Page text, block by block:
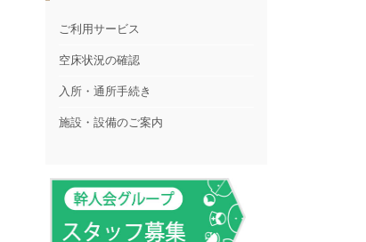
ご利用サービス
空床状況の確認
入所・通所手続き
施設・設備のご案内